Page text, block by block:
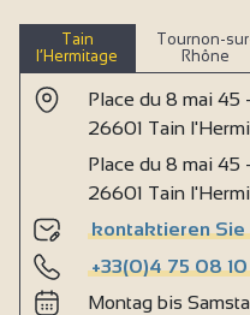
Tain
l’Hermitage
Tournon-
Rhône
Place du 8 mai 45
26601 Tain
Place du 8 mai 45
26601 Tain
kontaktieren Sie
+33(0)4 75 08
Montag bis